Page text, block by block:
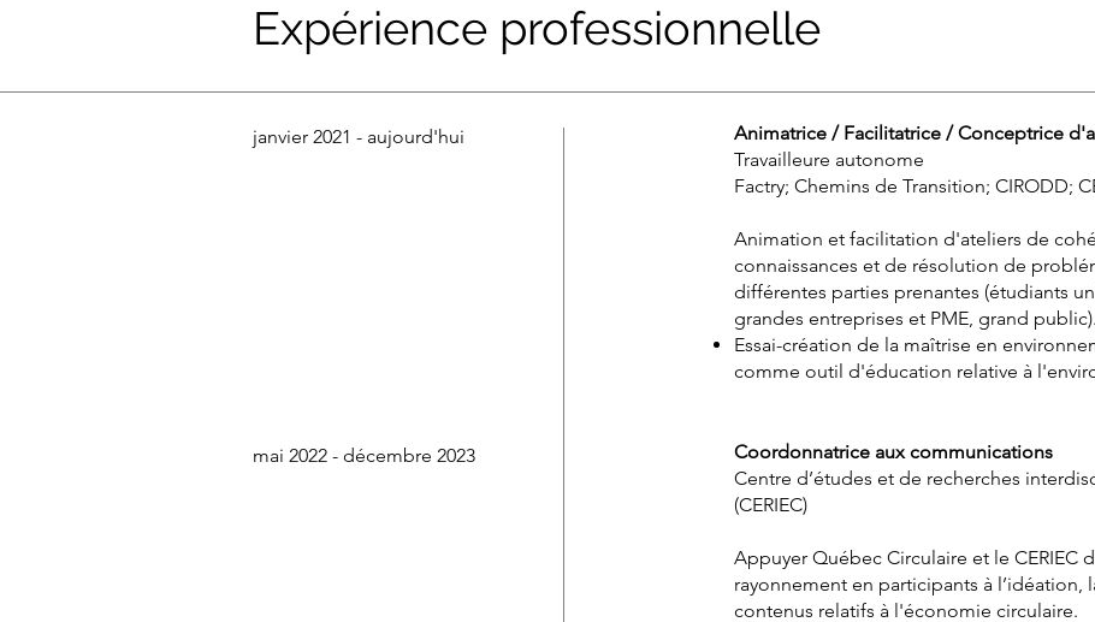
Expérience professionnelle
mai 2022 - décembre 2023
Coordonnatrice aux communications
Centre d’études et de recherches
(CERIEC)
Appuyer Québec Circulaire et le CERIEC
rayonnement en participants à
contenus relatifs à l'économie circulaire.
janvier 2021 - aujourd'hui
Animatrice / Facilitatrice / Conceptrice
Travailleure autonome
Factry; Chemins de Transition; CIRODD;
Animation et facilitation d'ateliers de
connaissances et de résolution de
différentes parties prenantes (étudiants
grandes entreprises et PME, grand public).
Essai-création de la maîtrise en
comme outil d'éducation relative à